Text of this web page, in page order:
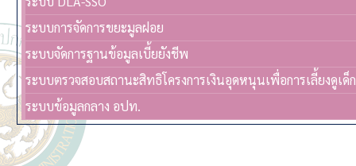
ระบบการจัดการขยะมูลฝอย
ระบบจัดการฐานข้อมูลเบี้ยยังชีพ
ระบบตรวจสอบสถานะสิทธิโครงการเงินอุดหนุนเพื่อการเลี้ยงดูเด็
ระบบข้อมูลกลาง อปท.